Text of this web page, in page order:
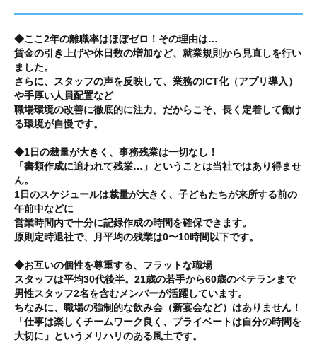
◆ここ2年の離職率はほぼゼロ！その理由は…
賃金の引き上げや休日数の増加など、就業規則から見直しを行い
ました。
さらに、スタッフの声を反映して、業務のICT化（アプリ導入）
や手厚い人員配置など
職場環境の改善に徹底的に注力。だからこそ、長く定着して働け
る環境が自慢です。
◆1日の裁量が大きく、事務残業は一切なし！
「書類作成に追われて残業…」ということは当社ではあり得ませ
ん。
1日のスケジュールは裁量が大きく、子どもたちが来所する前の
午前中などに
営業時間内で十分に記録作成の時間を確保できます。
原則定時退社で、月平均の残業は0〜10時間以下です。
◆お互いの個性を尊重する、フラットな職場
スタッフは平均30代後半。21歳の若手から60歳のベテランまで
男性スタッフ2名を含むメンバーが活躍しています。
ちなみに、職場の強制的な飲み会（新宴会など）はありません！
「仕事は楽しくチームワーク良く、プライベートは自分の時間を
大切に」というメリハリのある風土です。